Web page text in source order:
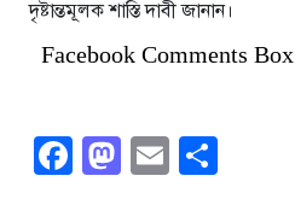
দৃষ্টান্তমূলক শাস্তি দাবী জানান।
Facebook Comments Box
Facebook
Mastodon
Email